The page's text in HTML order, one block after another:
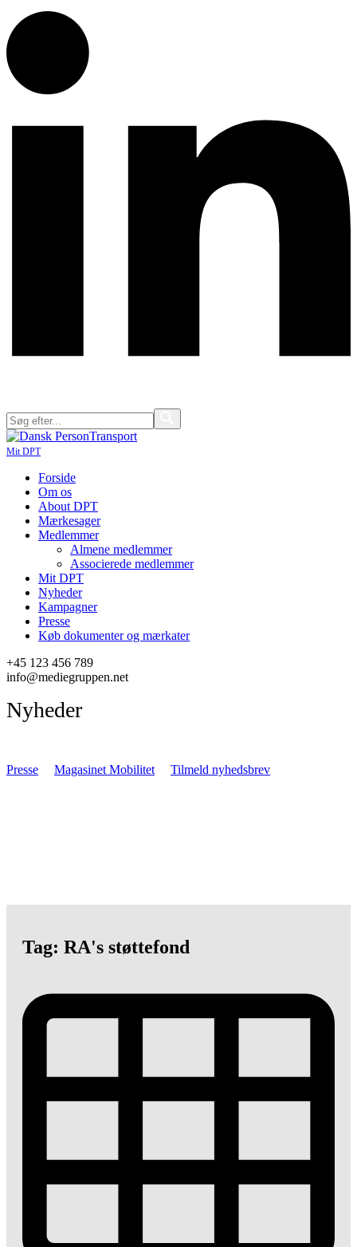
Mit DPT
Forside
Om os
About DPT
Mærkesager
Medlemmer
Almene medlemmer
Associerede medlemmer
Mit DPT
Nyheder
Kampagner
Presse
Køb dokumenter og mærkater
+45 123 456 789
info@mediegruppen.net
Nyheder
Presse Magasinet Mobilitet Tilmeld nyhedsbrev
Tag: RA's støttefond